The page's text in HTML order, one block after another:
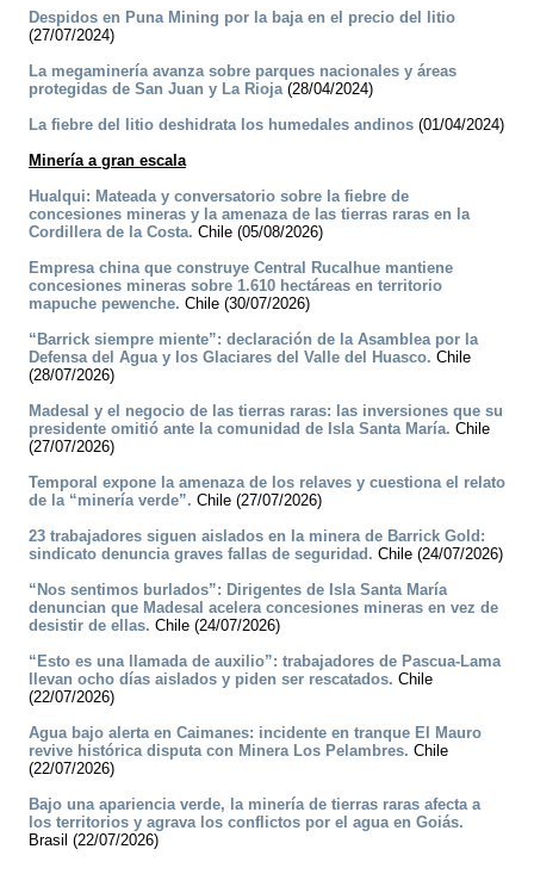
Despidos en Puna Mining por la baja en el precio del litio
(27/07/2024)
La megaminería avanza sobre parques nacionales y áreas
protegidas de San Juan y La Rioja(28/04/2024)
La fiebre del litio deshidrata los humedales andinos (01/04/2024)
Minería a gran escala
Hualqui: Mateada y conversatorio sobre la fiebre de
concesiones mineras y la amenaza de las tierras raras en la
Cordillera de la Costa. Chile (05/08/2026)
Empresa china que construye Central Rucalhue mantiene
concesiones mineras sobre 1.610 hectáreas en territorio
mapuche pewenche. Chile (30/07/2026)
“Barrick siempre miente”: declaración de la Asamblea por la
Defensa del Agua y los Glaciares del Valle del Huasco. Chile
(28/07/2026)
Madesal y el negocio de las tierras raras: las inversiones que su
presidente omitió ante la comunidad de Isla Santa María. Chile
(27/07/2026)
Temporal expone la amenaza de los relaves y cuestiona el relato
de la “minería verde”. Chile (27/07/2026)
23 trabajadores siguen aislados en la minera de Barrick Gold:
sindicato denuncia graves fallas de seguridad. Chile (24/07/2026)
“Nos sentimos burlados”: Dirigentes de Isla Santa María
denuncian que Madesal acelera concesiones mineras en vez de
desistir de ellas. Chile (24/07/2026)
“Esto es una llamada de auxilio”: trabajadores de Pascua-Lama
llevan ocho días aislados y piden ser rescatados. Chile
(22/07/2026)
Agua bajo alerta en Caimanes: incidente en tranque El Mauro
revive histórica disputa con Minera Los Pelambres. Chile
(22/07/2026)
Bajo una apariencia verde, la minería de tierras raras afecta a
los territorios y agrava los conflictos por el agua en Goiás.
Brasil (22/07/2026)